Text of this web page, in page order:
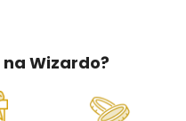
Wizardo?